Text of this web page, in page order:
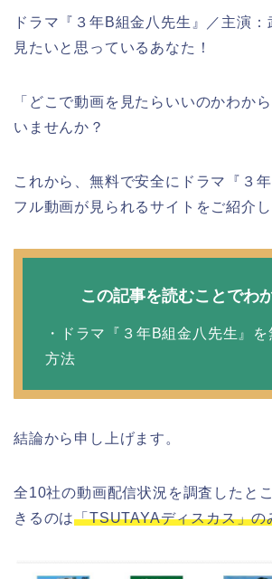
ドラマ『３年B組金八先生』／主演
見たいと思っているあなた！
「どこで動画を見たらいいのかわか
いませんか？
これから、無料で安全にドラマ『３
フル動画が見られるサイトをご紹介し
この記事を読むことでわ
・ドラマ『３年B組金八先生』
方法
結論から申し上げます。
全10社の動画配信状況を調査したと
きるのは「TSUTAYAディスカス」の